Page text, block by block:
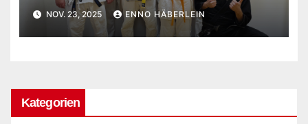
NOV. 23, 2025 ENNO HÄBERLEIN
Kategorien